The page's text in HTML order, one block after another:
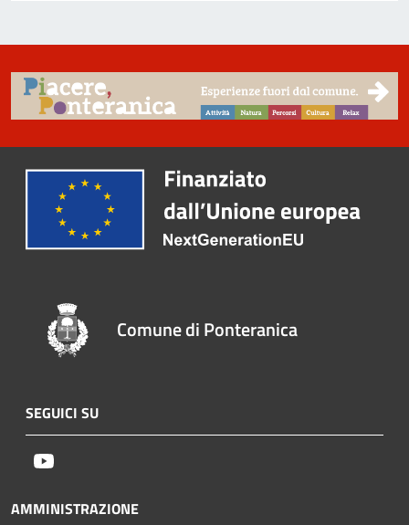
Comune di Ponteranica
SEGUICI SU
AMMINISTRAZIONE